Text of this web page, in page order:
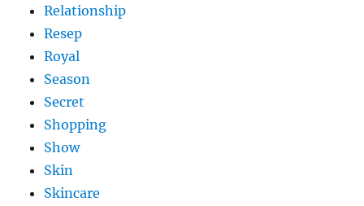
Relationship
Resep
Royal
Season
Secret
Shopping
Show
Skin
Skincare